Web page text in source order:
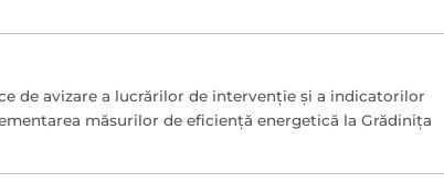
de avizare a lucrărilor de intervenţie şi a indicatorilor
măsurilor de eficienţă energetică la Grădinița